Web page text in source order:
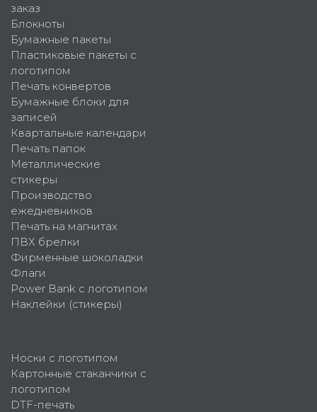
заказ
Блокноты
Бумажные пакеты
Пластиковые пакеты с
логотипом
Печать конвертов
Бумажные блоки для
записей
Квартальные календари
Печать папок
Металлические
стикеры
Производство
ежедневников
Печать на магнитах
ПВХ брелки
Фирменные шоколадки
Флаги
Power Bank с логотипом
Наклейки (стикеры)
Носки с логотипом
Картонные стаканчики с
логотипом
DTF-печать